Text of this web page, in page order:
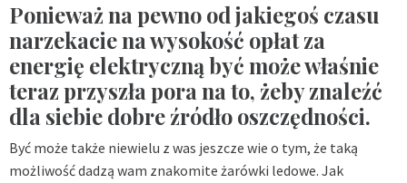
Ponieważ na pewno od jakiegoś czasu
narzekacie na wysokość opłat za
energię elektryczną być może właśnie
teraz przyszła pora na to, żeby znaleźć
dla siebie dobre źródło oszczędności.
Być może także niewielu z was jeszcze wie o tym, że taką
możliwość dadzą wam znakomite żarówki ledowe. Jak